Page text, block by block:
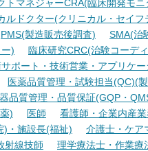
トマネジャーCRA(臨床開発モニ
ルドクター(クリニカル・セイフ
PMS(製造販売後調査)
SMA(治
)
臨床研究CRC(治験コーデ
ポート・技術営業・アプリケ
医薬品質管理・試験担当(QC)(
品質管理・品質保証(GQP・
)
医師 看護師・企業内産
)・施設長(福祉)
介護士・ケア
射線技師 理学療法士・作業療